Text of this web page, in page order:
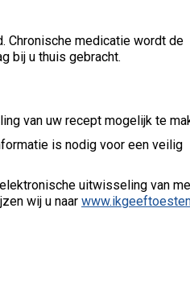
Chronische medicatie wordt de
bij u thuis gebracht.
van uw recept mogelijk te
is nodig voor een veilig
uitwisseling van
wij u naar